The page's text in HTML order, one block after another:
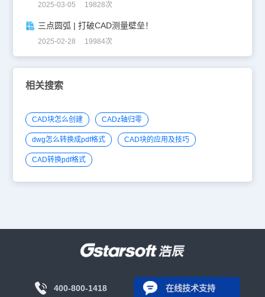
2025-03-05 19828次
三点圆弧 | 打破CAD测量壁垒！
2025-02-28 19984次
相关搜索
CAD块怎么创建 CADz轴归零
dwg怎么转换成pdf格式 CAD块的应用及技巧
CAD转换pdf格式
400-800-1418 在线技术支持